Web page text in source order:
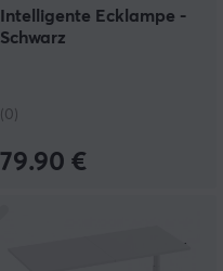
Intelligente Ecklampe -
Schwarz
(0)
79.90 €